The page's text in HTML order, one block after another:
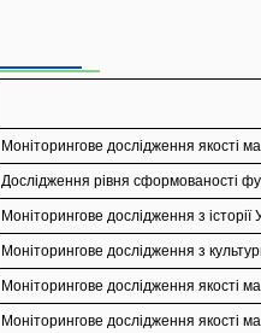
Моніторингове дослідження якості
Дослідження рівня сформованості
Моніторингове дослідження з історії
Моніторингове дослідження з
Моніторингове дослідження якості
Моніторингове дослідження якості